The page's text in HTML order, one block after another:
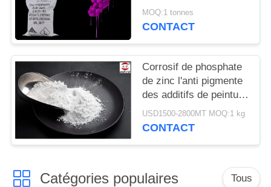
PRIVACY
POLICY
pour prévenir la
corrosion des métaux
MOQ:1 tonnes
CONTACT
Corrosif de phosphate
de zinc l'anti pigmente
des additifs de peinture
et des additifs de
revêtement
USD1500-2800MT MOQ:1 kg
CONTACT
Catégories populaires Tous